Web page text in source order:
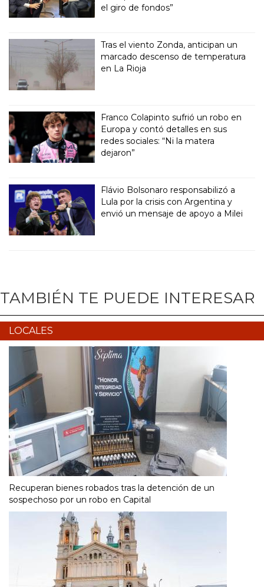
el giro de fondos”
Tras el viento Zonda, anticipan un
marcado descenso de temperatura
en La Rioja
Franco Colapinto sufrió un robo en
Europa y contó detalles en sus
redes sociales: “Ni la matera
dejaron”
Flávio Bolsonaro responsabilizó a
Lula por la crisis con Argentina y
envió un mensaje de apoyo a Milei
TAMBIÉN TE PUEDE INTERESAR
LOCALES
Recuperan bienes robados tras la detención de un
sospechoso por un robo en Capital